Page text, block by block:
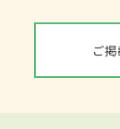
ご